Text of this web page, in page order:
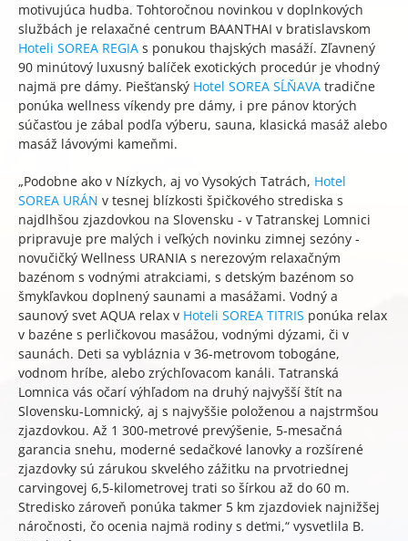
motivujúca hudba. Tohtoročnou novinkou v doplnkových
službách je relaxačné centrum BAANTHAI v bratislavskom
Hoteli SOREA REGIA s ponukou thajských masáží. Zľavnený
90 minútový luxusný balíček exotických procedúr je vhodný
najmä pre dámy. Piešťanský Hotel SOREA SĹŇAVA tradične
ponúka wellness víkendy pre dámy, i pre pánov ktorých
súčasťou je zábal podľa výberu, sauna, klasická masáž alebo
masáž lávovými kameňmi.
„Podobne ako v Nízkych, aj vo Vysokých Tatrách, Hotel
SOREA URÁN v tesnej blízkosti špičkového strediska s
najdlhšou zjazdovkou na Slovensku - v Tatranskej Lomnici
pripravuje pre malých i veľkých novinku zimnej sezóny -
novučičký Wellness URANIA s nerezovým relaxačným
bazénom s vodnými atrakciami, s detským bazénom so
šmykľavkou doplnený saunami a masážami. Vodný a
saunový svet AQUA relax v Hoteli SOREA TITRIS ponúka relax
v bazéne s perličkovou masážou, vodnými dýzami, či v
saunách. Deti sa vybláznia v 36-metrovom tobogáne,
vodnom hríbe, alebo zrýchľovacom kanáli. Tatranská
Lomnica vás očarí výhľadom na druhý najvyšší štít na
Slovensku-Lomnický, aj s najvyššie položenou a najstrmšou
zjazdovkou. Až 1 300-metrové prevýšenie, 5-mesačná
garancia snehu, moderné sedačkové lanovky a rozšírené
zjazdovky sú zárukou skvelého zážitku na prvotriednej
carvingovej 6,5-kilometrovej trati so šírkou až do 60 m.
Stredisko zároveň ponúka takmer 5 km zjazdoviek najnižšej
náročnosti, čo ocenia najmä rodiny s deťmi,“ vysvetlila B.